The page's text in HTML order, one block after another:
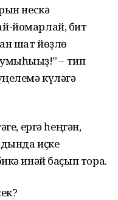
нескә
йомарлай, бит
шат йөҙлө
– тип
күләгә
ергә һеңгән,
иҫке
инәй баҫып тора.